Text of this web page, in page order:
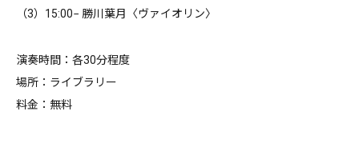
（3）15:00− 勝川葉月〈ヴァイオリン〉
演奏時間：各30分程度
場所：ライブラリー
料金：無料